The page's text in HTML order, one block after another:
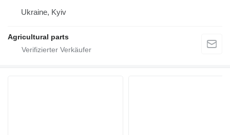
Ukraine, Kyiv
Agricultural parts